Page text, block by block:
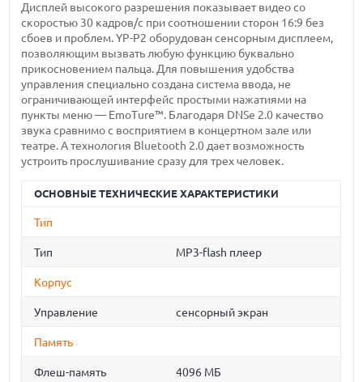
Дисплей высокого разрешения показывает видео со
скоростью 30 кадров/с при соотношении сторон 16:9 без
сбоев и проблем. YP-P2 оборудован сенсорным дисплеем,
позволяющим вызвать любую функцию буквально
прикосновением пальца. Для повышения удобства
управления специально создана система ввода, не
ограничивающей интерфейс простыми нажатиями на
пункты меню — EmoTure™. Благодаря DNSe 2.0 качество
звука сравнимо с восприятием в концертном зале или
театре. А технология Bluetooth 2.0 дает возможность
устроить прослушивание сразу для трeх человек.
ОСНОВНЫЕ ТЕХНИЧЕСКИЕ ХАРАКТЕРИСТИКИ
Тип
Тип MP3-flash плеер
Корпус
Управление сенсорный экран
Память
Флеш-память 4096 МБ